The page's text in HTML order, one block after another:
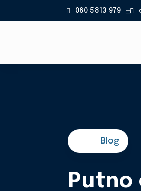
060 5813 979 
Blog
Putno